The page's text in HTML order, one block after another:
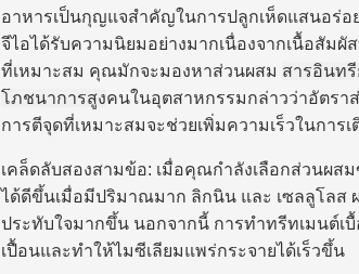
อาหารเป็นกุญแจสำคัญในการปลูกเห็ดแสนอร่อ
จีไอได้รับความนิยมอย่างมากเนื่องจากเนื้อสัม
ที่เหมาะสม คุณมักจะมองหาส่วนผสม สารอินท
โภชนาการสูงคนในอุตสาหกรรมกล่าวว่าอัตร
การตีจุดที่เหมาะสมจะช่วยเพิ่มความเร็วในกา
เคล็ดลับสองสามข้อ: เมื่อคุณกำลังเลือกส่วนผส
ได้ดีขึ้นเมื่อมีปริมาณมาก ลิกนิน และ เซลลูโลส
ประทับใจมากขึ้น นอกจากนี้ การทำทรีทเมนต์เบื้
เปื้อนและทำให้ไมซีเลียมแพร่กระจายได้เร็วขึ้น